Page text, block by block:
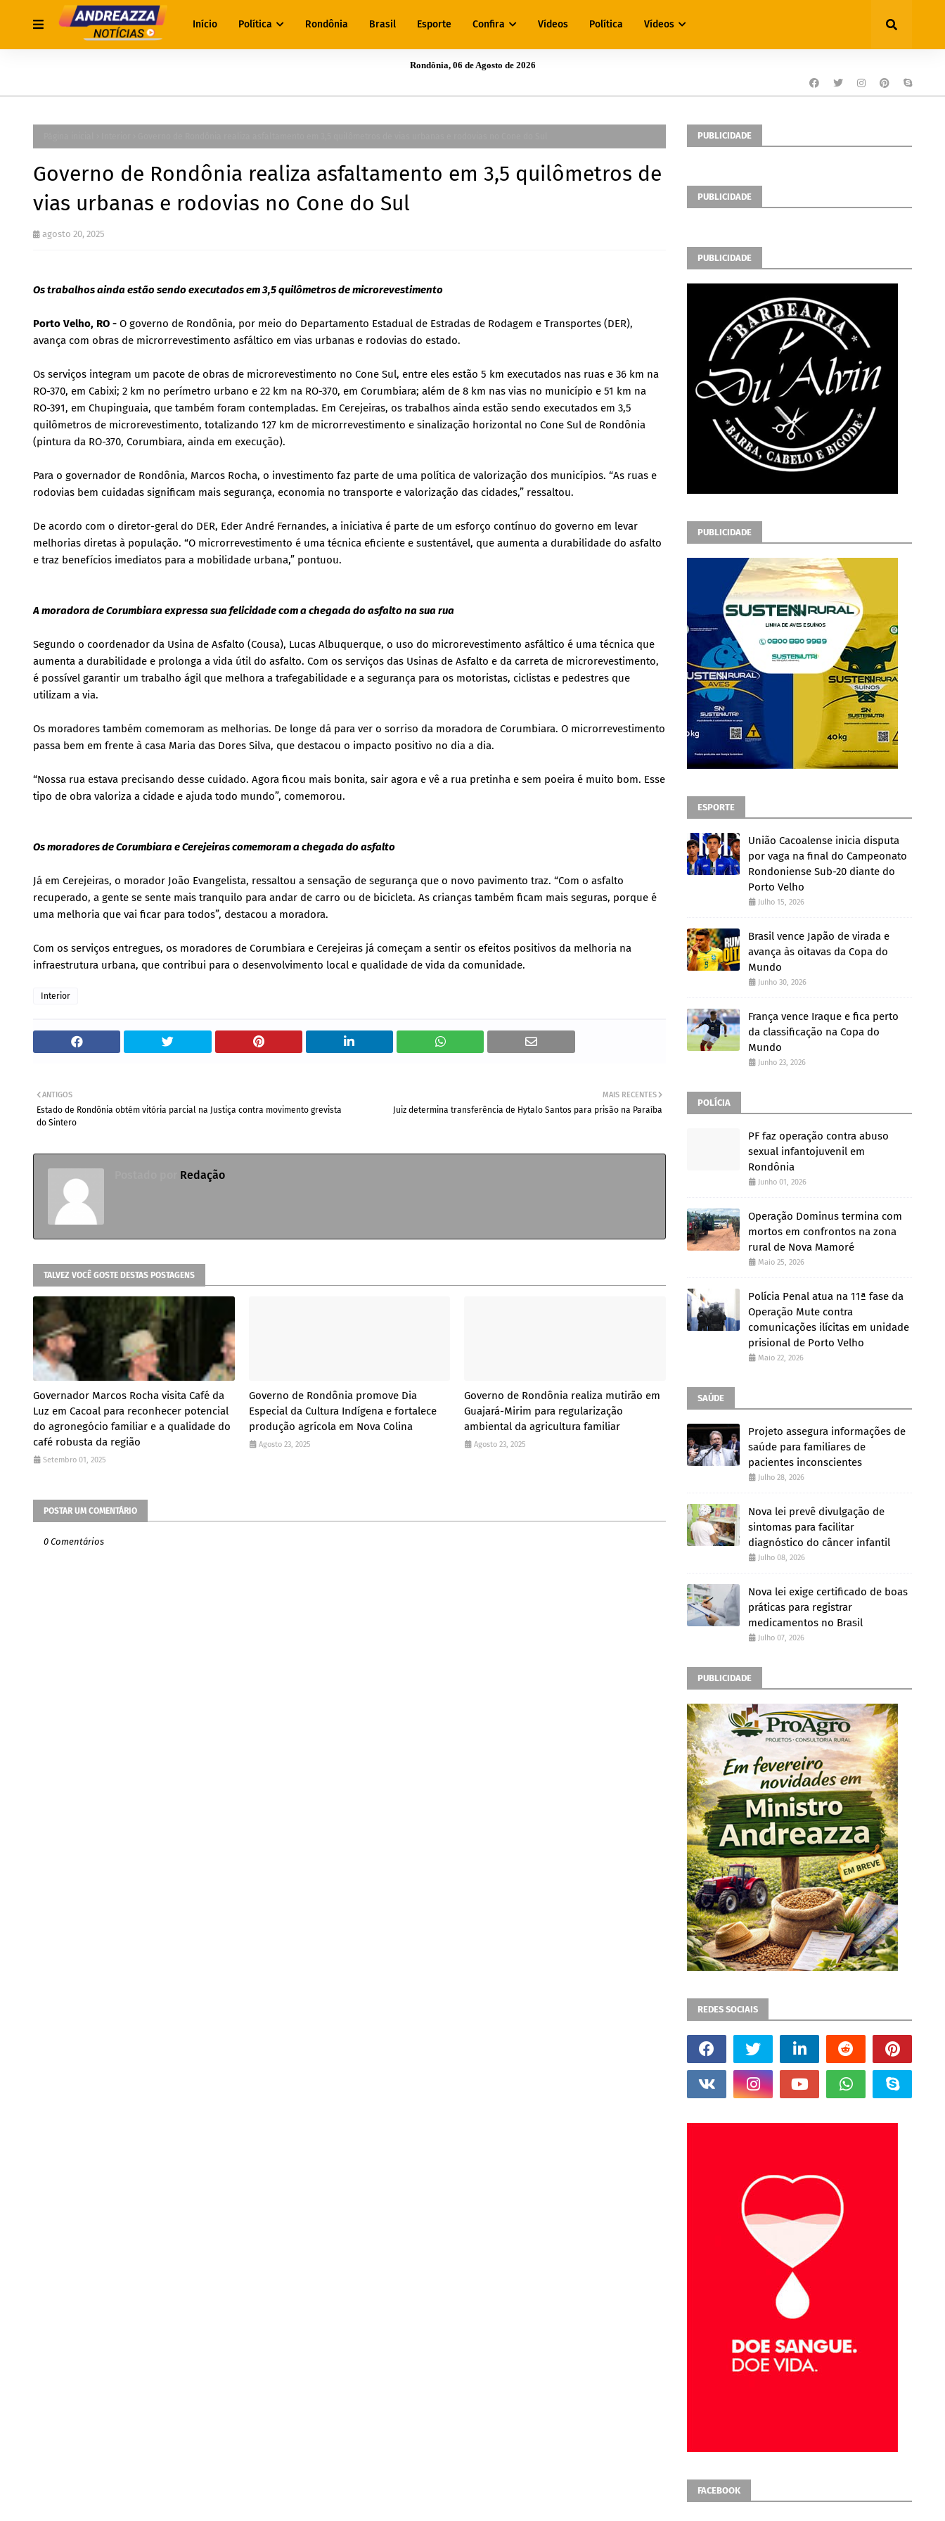
Início Política Rondônia Brasil Esporte Confira Vídeos Política Vídeos
Rondônia, 06 de Agosto de 2026
Governo de Rondônia realiza asfaltamento em 3,5 quilômetros de
vias urbanas e rodovias no Cone do Sul
agosto 20, 2025
Os trabalhos ainda estão sendo executados em 3,5 quilômetros de microrevestimento
Porto Velho, RO - O governo de Rondônia, por meio do Departamento Estadual de Estradas de Rodagem e Transportes (DER),
avança com obras de microrrevestimento asfáltico em vias urbanas e rodovias do estado.
Os serviços integram um pacote de obras de microrevestimento no Cone Sul, entre eles estão 5 km executados nas ruas e 36 km na
RO-370, em Cabixi; 2 km no perímetro urbano e 22 km na RO-370, em Corumbiara; além de 8 km nas vias no município e 51 km na
RO-391, em Chupinguaia, que também foram contempladas. Em Cerejeiras, os trabalhos ainda estão sendo executados em 3,5
quilômetros de microrevestimento, totalizando 127 km de microrrevestimento e sinalização horizontal no Cone Sul de Rondônia
(pintura da RO-370, Corumbiara, ainda em execução).
Para o governador de Rondônia, Marcos Rocha, o investimento faz parte de uma política de valorização dos municípios. “As ruas e
rodovias bem cuidadas significam mais segurança, economia no transporte e valorização das cidades,” ressaltou.
De acordo com o diretor-geral do DER, Eder André Fernandes, a iniciativa é parte de um esforço contínuo do governo em levar
melhorias diretas à população. “O microrrevestimento é uma técnica eficiente e sustentável, que aumenta a durabilidade do asfalto
e traz benefícios imediatos para a mobilidade urbana,” pontuou.
A moradora de Corumbiara expressa sua felicidade com a chegada do asfalto na sua rua
Segundo o coordenador da Usina de Asfalto (Cousa), Lucas Albuquerque, o uso do microrevestimento asfáltico é uma técnica que
aumenta a durabilidade e prolonga a vida útil do asfalto. Com os serviços das Usinas de Asfalto e da carreta de microrevestimento,
é possível garantir um trabalho ágil que melhora a trafegabilidade e a segurança para os motoristas, ciclistas e pedestres que
utilizam a via.
Os moradores também comemoram as melhorias. De longe dá para ver o sorriso da moradora de Corumbiara. O microrrevestimento
passa bem em frente à casa Maria das Dores Silva, que destacou o impacto positivo no dia a dia.
“Nossa rua estava precisando desse cuidado. Agora ficou mais bonita, sair agora e vê a rua pretinha e sem poeira é muito bom. Esse
tipo de obra valoriza a cidade e ajuda todo mundo”, comemorou.
Os moradores de Corumbiara e Cerejeiras comemoram a chegada do asfalto
Já em Cerejeiras, o morador João Evangelista, ressaltou a sensação de segurança que o novo pavimento traz. “Com o asfalto
recuperado, a gente se sente mais tranquilo para andar de carro ou de bicicleta. As crianças também ficam mais seguras, porque é
uma melhoria que vai ficar para todos”, destacou a moradora.
Com os serviços entregues, os moradores de Corumbiara e Cerejeiras já começam a sentir os efeitos positivos da melhoria na
infraestrutura urbana, que contribui para o desenvolvimento local e qualidade de vida da comunidade.
Interior
MAIS RECENTES
Juiz determina transferência de Hytalo Santos para prisão na Paraíba
ANTIGOS
Estado de Rondônia obtém vitória parcial na Justiça contra movimento grevista
do Sintero
Redação
TALVEZ VOCÊ GOSTE DESTAS POSTAGENS
Governador Marcos Rocha visita Café da
Luz em Cacoal para reconhecer potencial
do agronegócio familiar e a qualidade do
café robusta da região
Setembro 01, 2025
Governo de Rondônia promove Dia
Especial da Cultura Indígena e fortalece
produção agrícola em Nova Colina
Agosto 23, 2025
Governo de Rondônia realiza mutirão em
Guajará-Mirim para regularização
ambiental da agricultura familiar
Agosto 23, 2025
POSTAR UM COMENTÁRIO
0 Comentários
PUBLICIDADE
PUBLICIDADE
PUBLICIDADE
PUBLICIDADE
ESPORTE
União Cacoalense inicia disputa
por vaga na final do Campeonato
Rondoniense Sub-20 diante do
Porto Velho
Julho 15, 2026
Brasil vence Japão de virada e
avança às oitavas da Copa do
Mundo
Junho 30, 2026
França vence Iraque e fica perto
da classificação na Copa do
Mundo
Junho 23, 2026
POLÍCIA
PF faz operação contra abuso
sexual infantojuvenil em
Rondônia
Junho 01, 2026
Operação Dominus termina com
mortos em confrontos na zona
rural de Nova Mamoré
Maio 25, 2026
Polícia Penal atua na 11ª fase da
Operação Mute contra
comunicações ilícitas em unidade
prisional de Porto Velho
Maio 22, 2026
SAÚDE
Projeto assegura informações de
saúde para familiares de
pacientes inconscientes
Julho 28, 2026
Nova lei prevê divulgação de
sintomas para facilitar
diagnóstico do câncer infantil
Julho 08, 2026
Nova lei exige certificado de boas
práticas para registrar
medicamentos no Brasil
Julho 07, 2026
PUBLICIDADE
REDES SOCIAIS
FACEBOOK